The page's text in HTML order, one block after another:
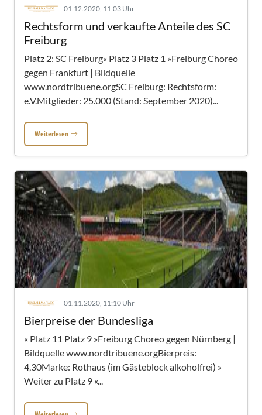
01.12.2020, 11:03 Uhr
Rechtsform und verkaufte Anteile des SC
Freiburg
Platz 2: SC Freiburg« Platz 3 Platz 1 »Freiburg Choreo
gegen Frankfurt | Bildquelle
www.nordtribuene.orgSC Freiburg: Rechtsform:
e.V.Mitglieder: 25.000 (Stand: September 2020)...
Weiterlesen
01.11.2020, 11:10 Uhr
Bierpreise der Bundesliga
« Platz 11 Platz 9 »Freiburg Choreo gegen Nürnberg |
Bildquelle www.nordtribuene.orgBierpreis:
4,30Marke: Rothaus (im Gästeblock alkoholfrei) »
Weiter zu Platz 9 «...